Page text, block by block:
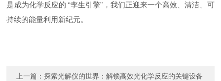
是成为化学反应的 “孪生引擎"，我们正迎来一个高效、清洁、可
持续的能量利用新纪元。
上一篇：探索光解仪的世界：解锁高效光化学反应的关键设备